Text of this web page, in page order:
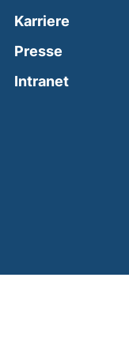
Karriere
Presse
Intranet